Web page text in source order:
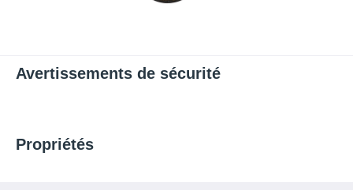
Avertissements de sécurité
Propriétés